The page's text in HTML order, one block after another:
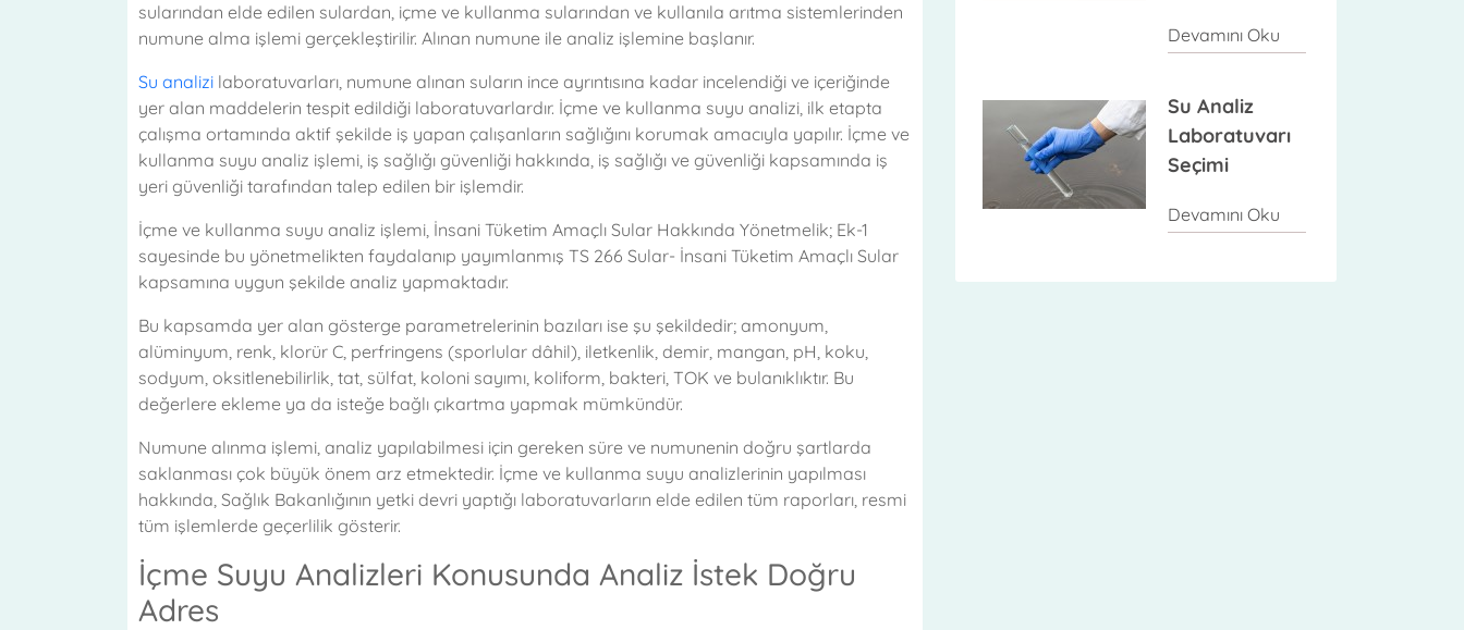
sularından elde edilen sulardan, içme ve kullanma sularından ve kullanıla arıtma sistemlerinden
numune alma işlemi gerçekleştirilir. Alınan numune ile analiz işlemine başlanır.
Su analizi laboratuvarları, numune alınan suların ince ayrıntısına kadar incelendiği ve içeriğinde
yer alan maddelerin tespit edildiği laboratuvarlardır. İçme ve kullanma suyu analizi, ilk etapta
çalışma ortamında aktif şekilde iş yapan çalışanların sağlığını korumak amacıyla yapılır. İçme ve
kullanma suyu analiz işlemi, iş sağlığı güvenliği hakkında, iş sağlığı ve güvenliği kapsamında iş
yeri güvenliği tarafından talep edilen bir işlemdir.
İçme ve kullanma suyu analiz işlemi, İnsani Tüketim Amaçlı Sular Hakkında Yönetmelik; Ek-1
sayesinde bu yönetmelikten faydalanıp yayımlanmış TS 266 Sular- İnsani Tüketim Amaçlı Sular
kapsamına uygun şekilde analiz yapmaktadır.
Bu kapsamda yer alan gösterge parametrelerinin bazıları ise şu şekildedir; amonyum,
alüminyum, renk, klorür C, perfringens (sporlular dâhil), iletkenlik, demir, mangan, pH, koku,
sodyum, oksitlenebilirlik, tat, sülfat, koloni sayımı, koliform, bakteri, TOK ve bulanıklıktır. Bu
değerlere ekleme ya da isteğe bağlı çıkartma yapmak mümkündür.
Numune alınma işlemi, analiz yapılabilmesi için gereken süre ve numunenin doğru şartlarda
saklanması çok büyük önem arz etmektedir. İçme ve kullanma suyu analizlerinin yapılması
hakkında, Sağlık Bakanlığının yetki devri yaptığı laboratuvarların elde edilen tüm raporları, resmi
tüm işlemlerde geçerlilik gösterir.
İçme Suyu Analizleri Konusunda Analiz İstek Doğru
Adres
Devamını Oku
Su Analiz
Laboratuvarı
Seçimi
Devamını Oku